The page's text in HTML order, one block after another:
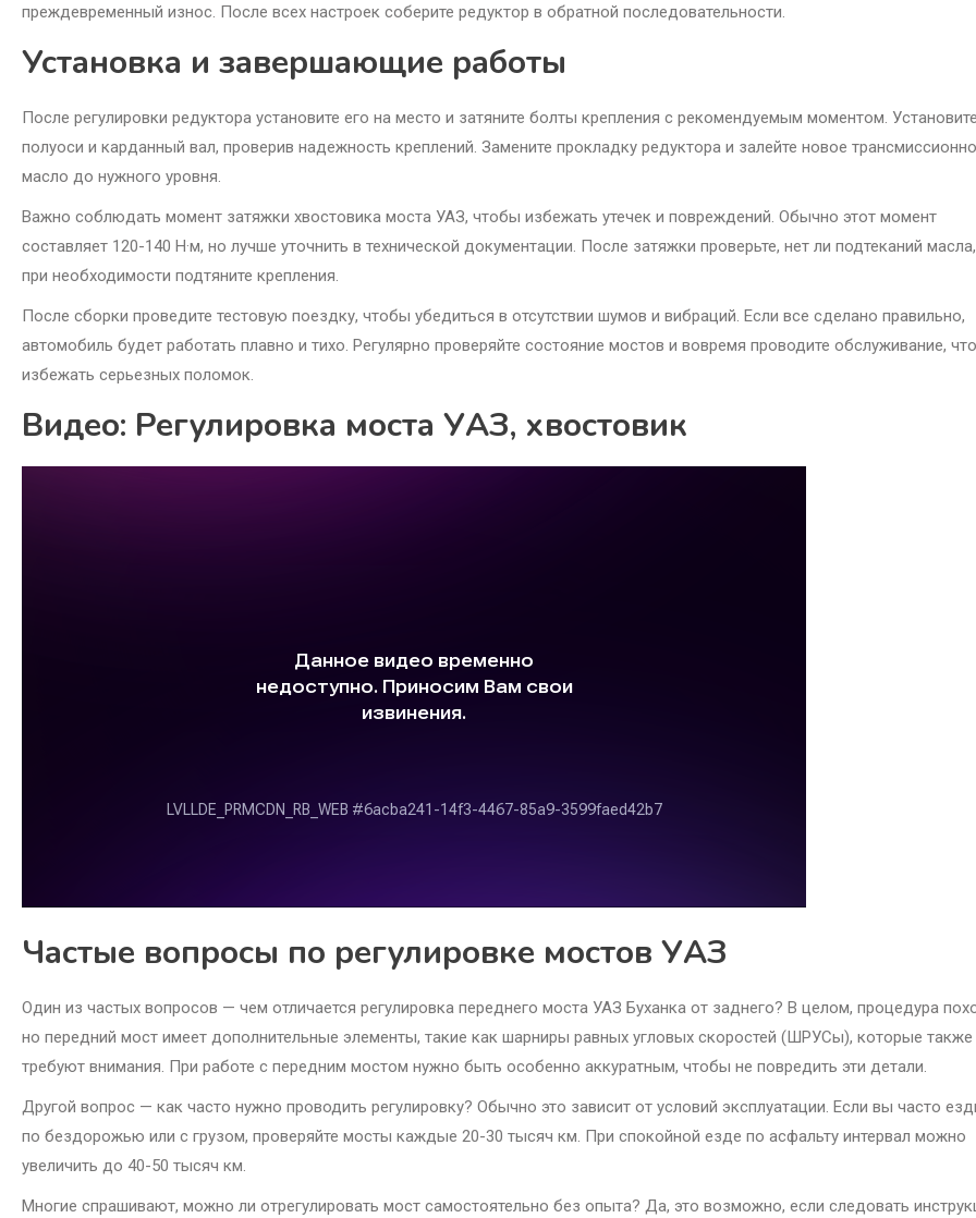
преждевременный износ. После всех настроек соберите редуктор в обратной последовательности.
Установка и завершающие работы
После регулировки редуктора установите его на место и затяните болты крепления с рекомендуемым моментом. Установите
полуоси и карданный вал, проверив надежность креплений. Замените прокладку редуктора и залейте новое
масло до нужного уровня.
Важно соблюдать момент затяжки хвостовика моста УАЗ, чтобы избежать утечек и повреждений. Обычно этот момент
составляет 120-140 Н·м, но лучше уточнить в технической документации. После затяжки проверьте, нет ли подтеканий
при необходимости подтяните крепления.
После сборки проведите тестовую поездку, чтобы убедиться в отсутствии шумов и вибраций. Если все сделано правильно,
автомобиль будет работать плавно и тихо. Регулярно проверяйте состояние мостов и вовремя проводите обслуживание,
избежать серьезных поломок.
Видео: Регулировка моста УАЗ, хвостовик
Частые вопросы по регулировке мостов УАЗ
Один из частых вопросов — чем отличается регулировка переднего моста УАЗ Буханка от заднего? В целом, процедура
но передний мост имеет дополнительные элементы, такие как шарниры равных угловых скоростей (ШРУСы), которые также
требуют внимания. При работе с передним мостом нужно быть особенно аккуратным, чтобы не повредить эти детали.
Другой вопрос — как часто нужно проводить регулировку? Обычно это зависит от условий эксплуатации. Если вы часто
по бездорожью или с грузом, проверяйте мосты каждые 20-30 тысяч км. При спокойной езде по асфальту интервал можно
увеличить до 40-50 тысяч км.
Многие спрашивают, можно ли отрегулировать мост самостоятельно без опыта? Да, это возможно, если следовать